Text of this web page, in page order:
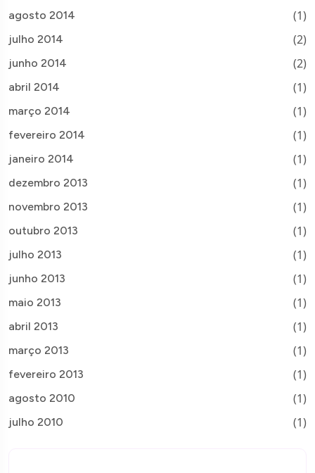
agosto 2014 (1)
julho 2014 (2)
junho 2014 (2)
abril 2014 (1)
março 2014 (1)
fevereiro 2014 (1)
janeiro 2014 (1)
dezembro 2013 (1)
novembro 2013 (1)
outubro 2013 (1)
julho 2013 (1)
junho 2013 (1)
maio 2013 (1)
abril 2013 (1)
março 2013 (1)
fevereiro 2013 (1)
agosto 2010 (1)
julho 2010 (1)